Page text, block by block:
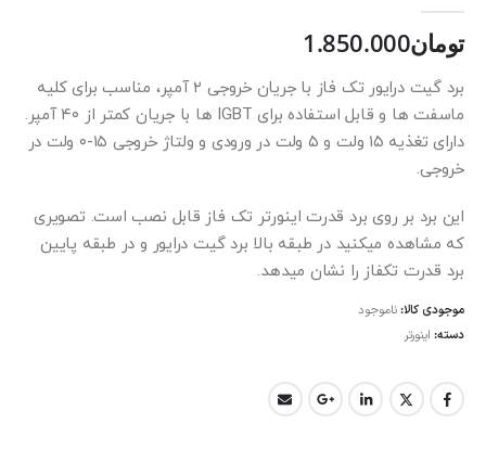
تومان1.850.000
برد گیت درایور تک فاز با جریان خروجی ۲ آمپر، مناسب برای کلیه
ماسفت ها و قابل استفاده برای IGBT ها با جریان کمتر از ۴۰ آمپر.
دارای تغذیه ۱۵ ولت و ۵ ولت در ورودی و ولتاژ خروجی ۱۵-۰ ولت در
خروجی.
این برد بر روی برد قدرت اینورتر تک فاز قابل نصب است. تصویری
که مشاهده میکنید در طبقه بالا برد گیت درایور و در طبقه پایین
برد قدرت تکفاز را نشان میدهد.
موجودی کالا:ناموجود
دسته: اینورتر